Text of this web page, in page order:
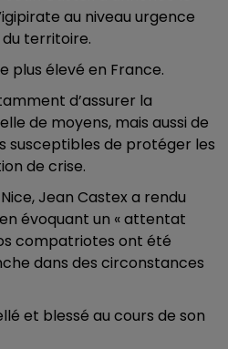
au niveau urgence
territoire.
plus élevé en France.
d’assurer la
de moyens, mais aussi de
susceptibles de protéger les
de crise.
Jean Castex a rendu
évoquant un « attentat
compatriotes ont été
dans des circonstances
et blessé au cours de son